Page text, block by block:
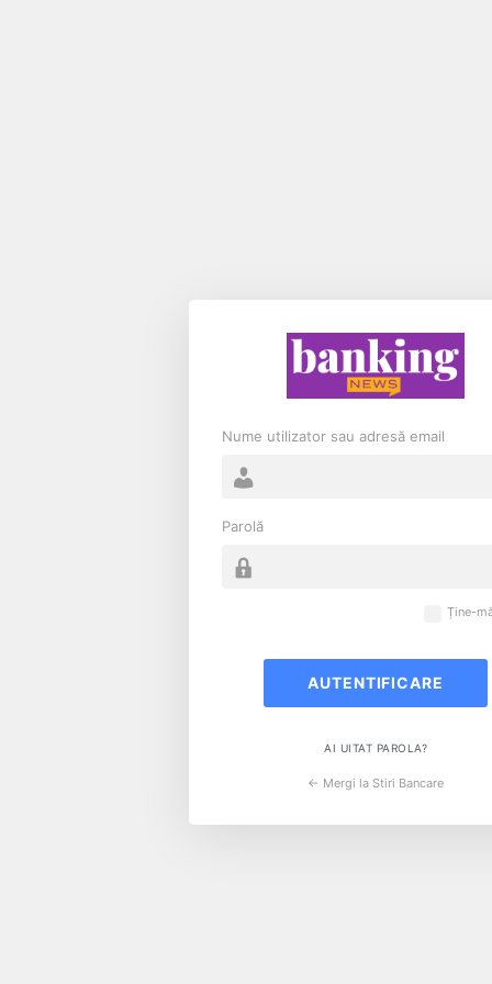
Nume utilizator sau adresă email
Parolă
Ține-
AI UITAT PAROLA?
← Mergi la Stiri Bancare